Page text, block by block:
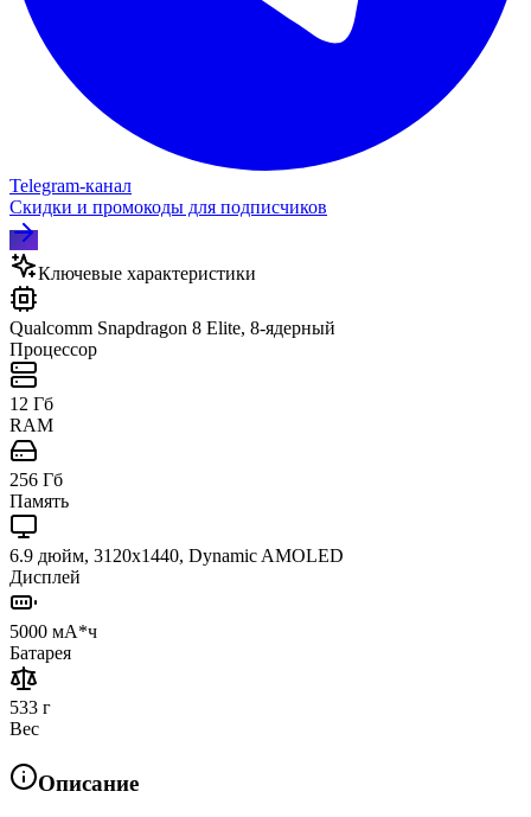
Telegram‑канал
Скидки и промокоды для подписчиков
Ключевые характеристики
Qualcomm Snapdragon 8 Elite, 8-ядерный
Процессор
12 Гб
RAM
256 Гб
Память
6.9 дюйм, 3120x1440, Dynamic AMOLED
Дисплей
5000 мА*ч
Батарея
533 г
Вес
Описание